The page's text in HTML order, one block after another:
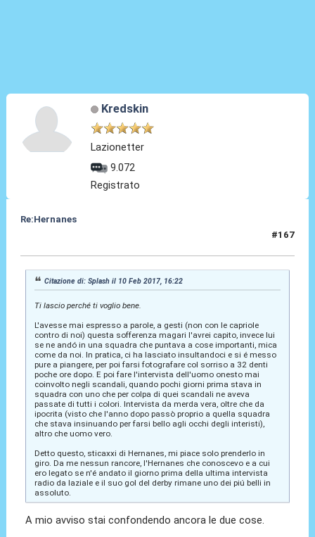
Kredskin
Lazionetter
9.072
Registrato
Re:Hernanes
#167
Citazione di: Splash il 10 Feb 2017, 16:22
Ti lascio perché ti voglio bene.
L'avesse mai espresso a parole, a gesti (non con le capriole
contro di noi) questa sofferenza magari l'avrei capito, invece lui
se ne andó in una squadra che puntava a cose importanti, mica
come da noi. In pratica, ci ha lasciato insultandoci e si é messo
pure a piangere, per poi farsi fotografare col sorriso a 32 denti
poche ore dopo. E poi fare l'intervista dell'uomo onesto mai
coinvolto negli scandali, quando pochi giorni prima stava in
squadra con uno che per colpa di quei scandali ne aveva
passate di tutti i colori. Intervista da merda vera, oltre che da
ipocrita (visto che l'anno dopo passò proprio a quella squadra
che stava insinuando per farsi bello agli occhi degli interisti),
altro che uomo vero.
Detto questo, sticaxxi di Hernanes, mi piace solo prenderlo in
giro. Da me nessun rancore, l'Hernanes che conoscevo e a cui
ero legato se n'é andato il giorno prima della ultima intervista
radio da laziale e il suo gol del derby rimane uno dei piú belli in
assoluto.
A mio avviso stai confondendo ancora le due cose.